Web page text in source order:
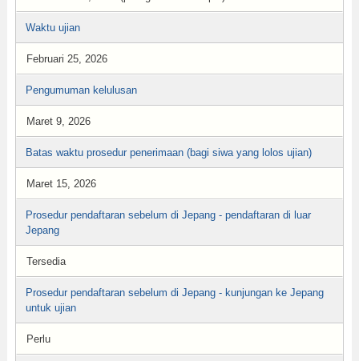
Waktu ujian
Februari 25, 2026
Pengumuman kelulusan
Maret 9, 2026
Batas waktu prosedur penerimaan (bagi siwa yang lolos ujian)
Maret 15, 2026
Prosedur pendaftaran sebelum di Jepang - pendaftaran di luar
Jepang
Tersedia
Prosedur pendaftaran sebelum di Jepang - kunjungan ke Jepang
untuk ujian
Perlu